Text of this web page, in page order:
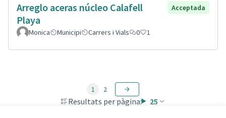
Arreglo aceras núcleo Calafell
Playa
Acceptada
Monica Municipi Carrers i Vials 0 1
Resultats per pàgina: 25
1 2